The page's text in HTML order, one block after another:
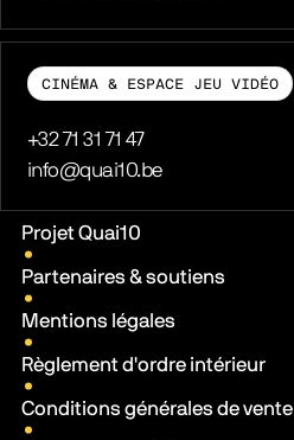
CINÉMA & ESPACE JEU VIDÉO
Téléphone
+32 71 31 71 47
E-mail
info@quai10.be
Liens pratiques
Projet Quai10
Partenaires & soutiens
Mentions légales
Règlement d'ordre intérieur
Conditions générales de vente